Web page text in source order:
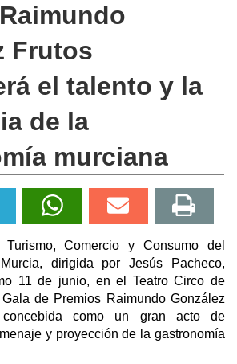
Frutos
el talento y la
de la
murciana
Comercio y Consumo del
dirigida por Jesús Pacheco,
11 de junio, en el Teatro Circo de
de Premios Raimundo González
como un gran acto de
y proyección de la gastronomía